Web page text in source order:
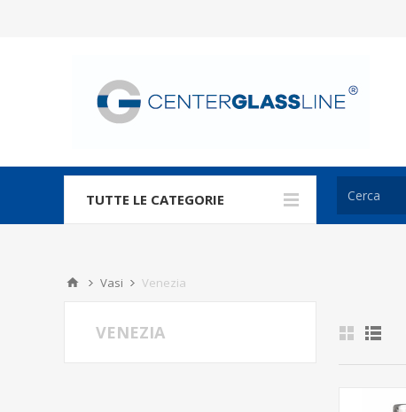
TUTTE LE CATEGORIE
Vasi Venezia
VENEZIA